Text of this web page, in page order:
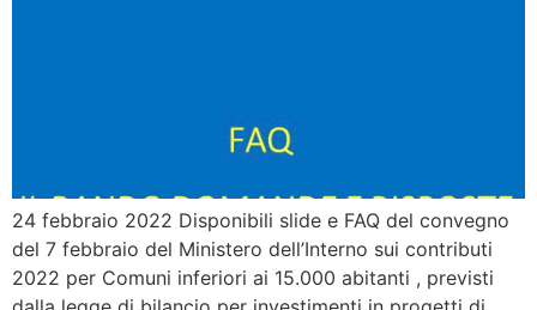
24 febbraio 2022 Disponibili slide e FAQ del convegno
del 7 febbraio del Ministero dell’Interno sui contributi
2022 per Comuni inferiori ai 15.000 abitanti , previsti